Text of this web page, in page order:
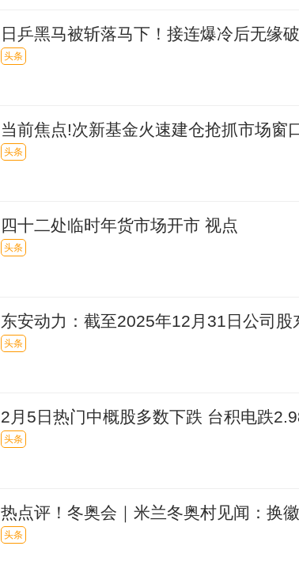
日乒黑马被斩落马下！接连爆冷后无缘
4上限明显更高|热消息
头条
当前焦点!次新基金火速建仓抢抓市场窗
头条
四十二处临时年货市场开市 视点
头条
东安动力：截至2025年12月31日公司股
万户|速读
头条
2月5日热门中概股多数下跌 台积电跌
巴跌2.76%|焦点
头条
热点评！冬奥会｜米兰冬奥村见闻：换
面、“中国红”点亮奥运氛围
头条